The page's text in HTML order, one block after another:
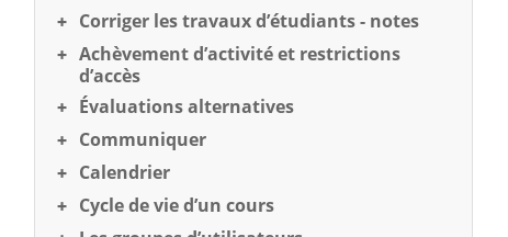
Corriger les travaux d’étudiants - notes
Achèvement d’activité et restrictions
d’accès
Évaluations alternatives
Communiquer
Calendrier
Cycle de vie d’un cours